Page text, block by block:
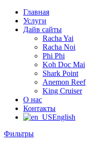
Главная
Услуги
Дайв сайты
Racha Yai
Racha Noi
Phi Phi
Koh Doc Mai
Shark Point
Anemon Reef
King Cruiser
О нас
Контакты
English
Фильтры